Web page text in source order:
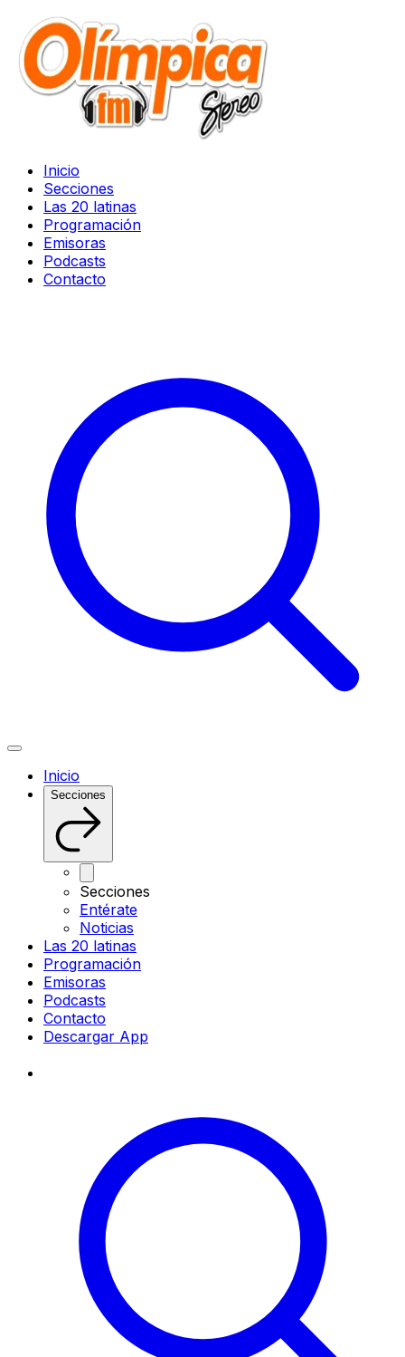
Inicio
Secciones
Las 20 latinas
Programación
Emisoras
Podcasts
Contacto
Inicio
Secciones
Secciones
Entérate
Noticias
Las 20 latinas
Programación
Emisoras
Podcasts
Contacto
Descargar App